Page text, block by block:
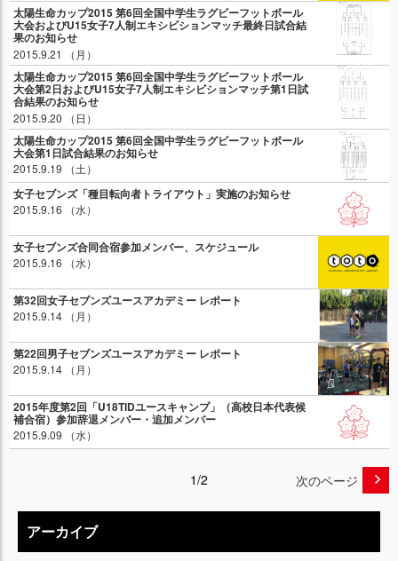
太陽生命カップ2015 第6回全国中学生ラグビーフットボール
大会およびU15女子7人制エキシビションマッチ最終日試合結
果のお知らせ
2015.9.21 （月）
太陽生命カップ2015 第6回全国中学生ラグビーフットボール
大会第2日およびU15女子7人制エキシビションマッチ第1日試
合結果のお知らせ
2015.9.20 （日）
太陽生命カップ2015 第6回全国中学生ラグビーフットボール
大会第1日試合結果のお知らせ
2015.9.19 （土）
女子セブンズ「種目転向者トライアウト」実施のお知らせ
2015.9.16 （水）
女子セブンズ合同合宿参加メンバー、スケジュール
2015.9.16 （水）
第32回女子セブンズユースアカデミー レポート
2015.9.14 （月）
第22回男子セブンズユースアカデミー レポート
2015.9.14 （月）
2015年度第2回「U18TIDユースキャンプ」（高校日本代表候
補合宿）参加辞退メンバー・追加メンバー
2015.9.09 （水）
1/2 次のページ
アーカイブ